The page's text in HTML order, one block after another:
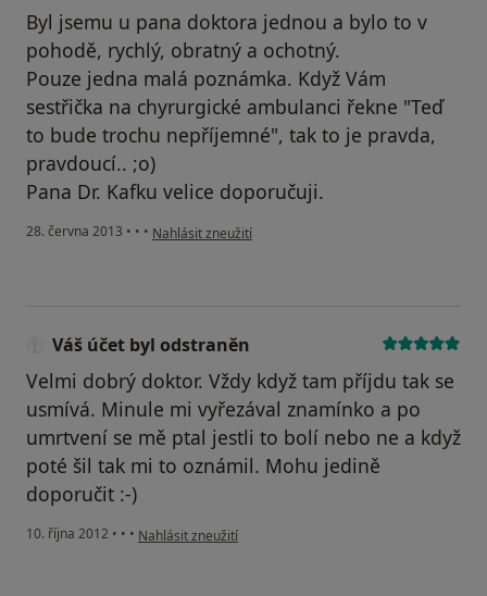
Byl jsemu u pana doktora jednou a bylo to v
pohodě, rychlý, obratný a ochotný.
Pouze jedna malá poznámka. Když Vám
sestřička na chyrurgické ambulanci řekne "Teď
to bude trochu nepříjemné", tak to je pravda,
pravdoucí.. ;o)
Pana Dr. Kafku velice doporučuji.
28. června 2013 • • • podle názoru uživatele Váš účet byl odstraněn
Nahlásit zneužití
Váš účet byl odstraněn
Velmi dobrý doktor. Vždy když tam příjdu tak se
usmívá. Minule mi vyřezával znamínko a po
umrtvení se mě ptal jestli to bolí nebo ne a když
poté šil tak mi to oznámil. Mohu jedině
doporučit :-)
10. října 2012 • • • podle názoru uživatele Váš účet byl odstraněn
Nahlásit zneužití